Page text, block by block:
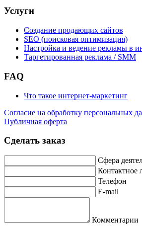
Услуги
Создание продающих сайтов
SEO (поисковая оптимизация)
Настройка и ведение рекламы в
Таргетированная реклама / SMM
FAQ
Что такое интернет-маркетинг
Согласие на обработку персональных
Публичная оферта
Сделать заказ
Сфера
Контактное
Телефон
E-mail
Комментарии